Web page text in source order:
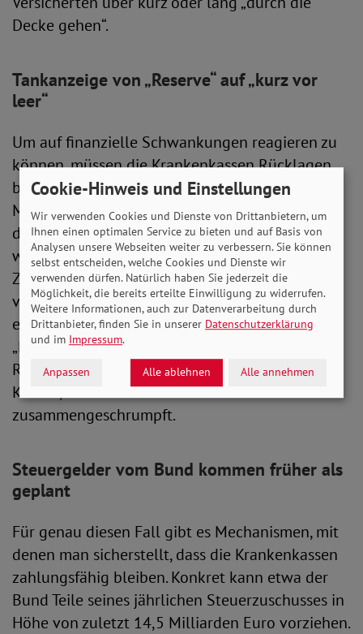
Decke gehen“.
Tankanzeige von „Reserve“ auf „kurz vor
leer“
Um auf finanzielle Schwankungen reagieren zu
können, müssen die Krankenkassen Rücklagen
bilden. Diese gesetzlich vorgesehene
Mindestreserve beträgt 20 Prozent einer
durchschnittlichen Monatsausgabe. Gesammelt
wird das Geld im Gesundheitsfonds, in den alle
Zahlungen der Versicherten fließen, bevor sie
von dort nach festgelegten Kriterien an die
einzelnen Kassen gehen. Mit Blick auf diesen
„Notgroschen“ schlug Pfeiffer jetzt Alarm. Die
Reserve, so die Chefin des Spitzenverbandes der
Kassen, sei auf sieben Prozent
zusammengeschrumpft.
Steuergelder vom Bund kommen früher als
geplant
Für genau diesen Fall gibt es Mechanismen, mit
denen man sicherstellt, dass die Krankenkassen
zahlungsfähig bleiben. Konkret kann etwa der
Bund Teile seines jährlichen Steuerzuschusses in
Höhe von zuletzt 14,5 Milliarden Euro vorziehen.
Cookie-Hinweis und Einstellungen
Wir verwenden Cookies und Dienste von Drittanbietern, um
Ihnen einen optimalen Service zu bieten und auf Basis von
Analysen unsere Webseiten weiter zu verbessern. Sie können
selbst entscheiden, welche Cookies und Dienste wir
verwenden dürfen. Natürlich haben Sie jederzeit die
Möglichkeit, die bereits erteilte Einwilligung zu widerrufen.
Weitere Informationen, auch zur Datenverarbeitung durch
Drittanbieter, finden Sie in unserer Datenschutzerklärung
und im Impressum.
Anpassen Alle ablehnen Alle annehmen